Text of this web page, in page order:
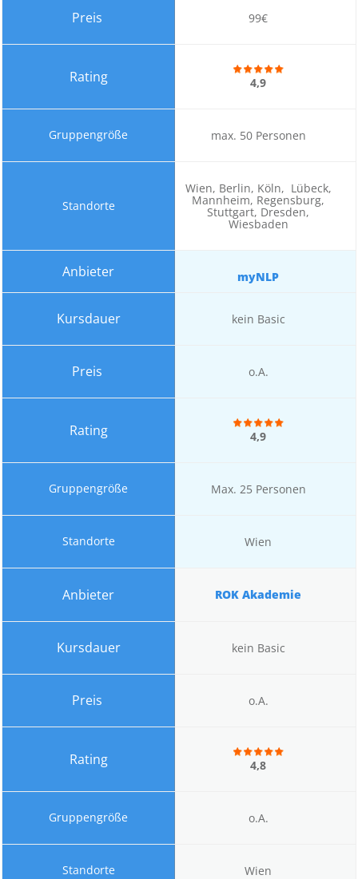
99€
4,9
max. 50 Personen
Wien, Berlin, Köln, Lübeck,
Mannheim, Regensburg,
Stuttgart, Dresden,
Wiesbaden
myNLP
kein Basic
o.A.
4,9
Max. 25 Personen
Wien
ROK Akademie
kein Basic
o.A.
4,8
o.A.
Wien